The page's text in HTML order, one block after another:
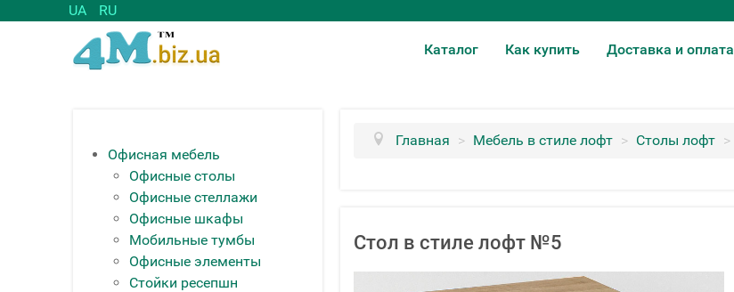
UA RU
Каталог Как купить Доставка и оплата
Офисная мебель
Офисные столы
Офисные стеллажи
Офисные шкафы
Мобильные тумбы
Офисные элементы
Стойки ресепшн
Главная > Мебель в стиле лофт > Столы лофт >
Стол в стиле лофт №5